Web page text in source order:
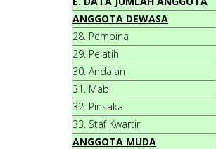
ANGGOTA DEWASA
28. Pembina
29. Pelatih
30. Andalan
31. Mabi
32. Pinsaka
33. Staf Kwartir
ANGGOTA MUDA